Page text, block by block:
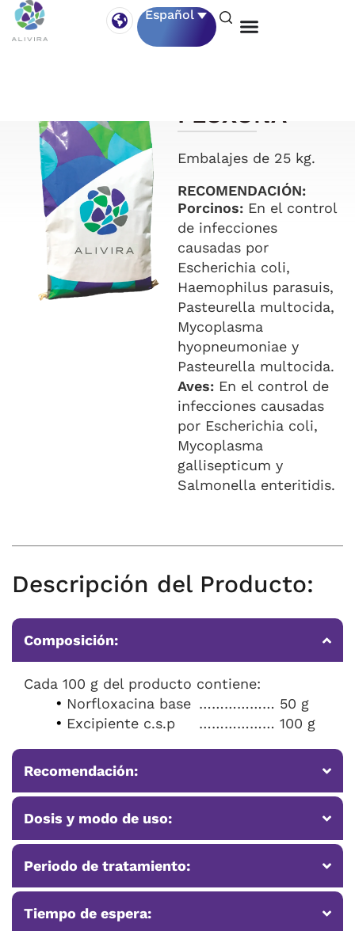
Español
FLOXONA
Embalajes de 25 kg.
RECOMENDACIÓN:
Porcinos: En el control
de infecciones
causadas por
Escherichia coli,
Haemophilus parasuis,
Pasteurella multocida,
Mycoplasma
hyopneumoniae y
Pasteurella multocida.
Aves: En el control de
infecciones causadas
por Escherichia coli,
Mycoplasma
gallisepticum y
Salmonella enteritidis.
Descripción del Producto:
Composición:
Cada 100 g del producto contiene:
Norfloxacina base ……………… 50 g
Excipiente c.s.p
……………… 100 g
Recomendación:
Dosis y modo de uso:
Periodo de tratamiento:
Tiempo de espera: